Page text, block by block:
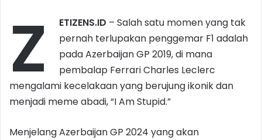
Z ETIZENS.ID – Salah satu momen yang tak
pernah terlupakan penggemar F1 adalah
pada Azerbaijan GP 2019, di mana
pembalap Ferrari Charles Leclerc
mengalami kecelakaan yang berujung ikonik dan
menjadi meme abadi, “I Am Stupid.”
Menjelang Azerbaijan GP 2024 yang akan